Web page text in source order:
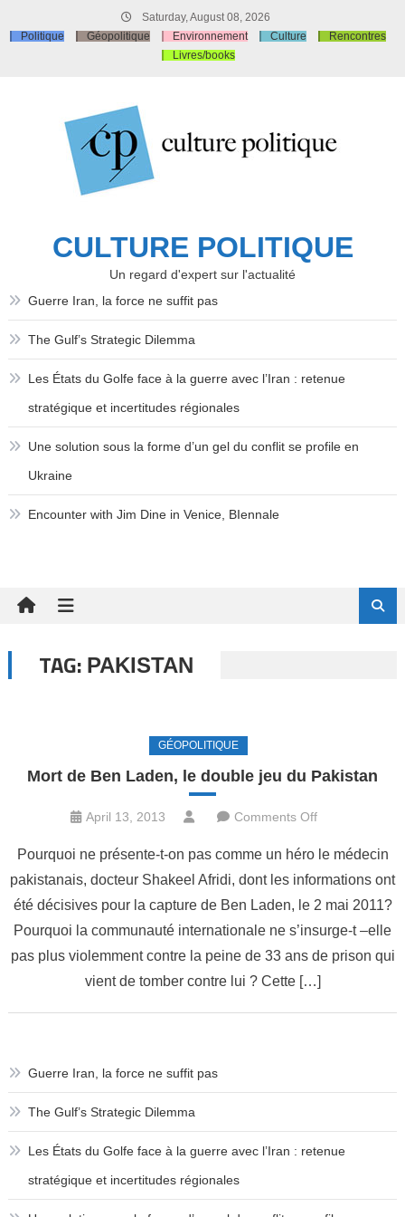
Saturday, August 08, 2026
Politique
Géopolitique Environnement Culture
Rencontres
Livres/books
CULTURE POLITIQUE
Un regard d'expert sur l'actualité
Guerre Iran, la force ne suffit pas
The Gulf’s Strategic Dilemma
Les États du Golfe face à la guerre avec l’Iran : retenue
stratégique et incertitudes régionales
Une solution sous la forme d’un gel du conflit se profile en
Ukraine
Encounter with Jim Dine in Venice, BIennale
TAG: PAKISTAN
GÉOPOLITIQUE
Mort de Ben Laden, le double jeu du Pakistan
April 13, 2013 Comments Offon
de
Ben
Laden,
le
double
jeu
Pourquoi ne présente-t-on pas comme un héro le médecin
pakistanais, docteur Shakeel Afridi, dont les informations ont
été décisives pour la capture de Ben Laden, le 2 mai 2011?
Pourquoi la communauté internationale ne s’insurge-t –elle
pas plus violemment contre la peine de 33 ans de prison qui
vient de tomber contre lui ? Cette […]
Guerre Iran, la force ne suffit pas
The Gulf’s Strategic Dilemma
Les États du Golfe face à la guerre avec l’Iran : retenue
stratégique et incertitudes régionales